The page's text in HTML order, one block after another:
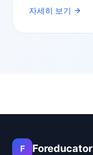
자세히 보기
F Foreducator